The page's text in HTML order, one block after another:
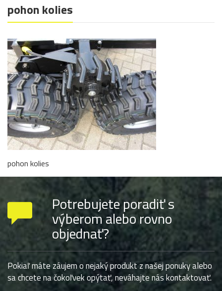
pohon kolies
pohon kolies
Potrebujete poradiť s
výberom alebo rovno
objednať?
Pokiaľ máte záujem o nejaký produkt z našej ponuky alebo
sa chcete na čokoľvek opýtať, neváhajte nás kontaktovať.